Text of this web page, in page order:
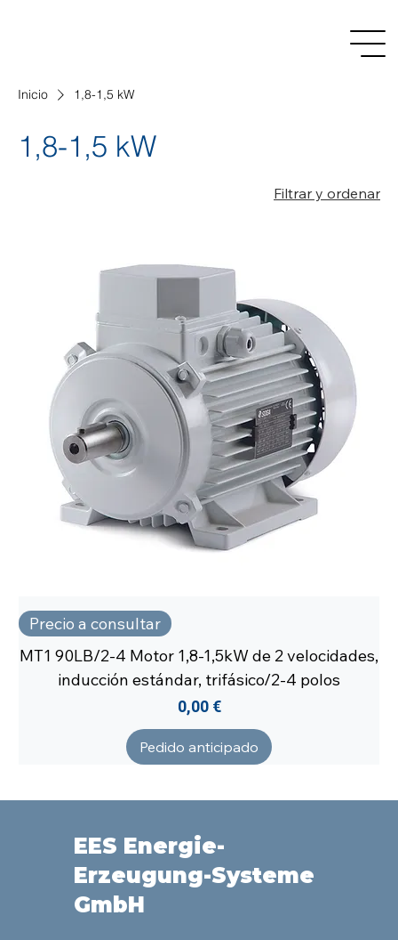
Inicio 1,8-1,5 kW
1,8-1,5 kW
Filtrar y ordenar
Precio a consultar
MT1 90LB/2-4 Motor 1,8-1,5kW de 2 velocidades,
inducción estándar, trifásico/2-4 polos
Precio
0,00 €
Pedido anticipado
EES Energie-
Erzeugung-Systeme
GmbH